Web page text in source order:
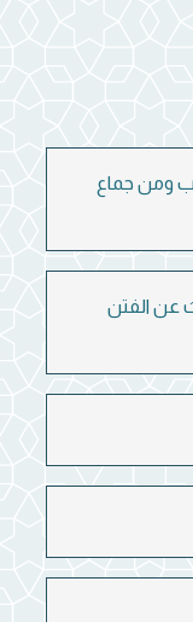
ومن جماع
عن الفتن